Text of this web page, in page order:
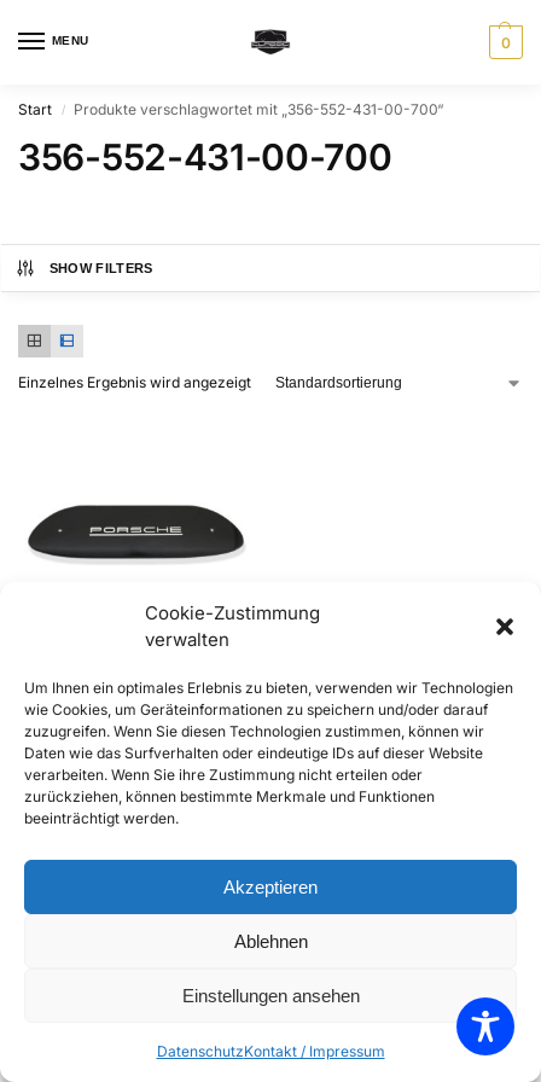
Cookie-Zustimmung
verwalten
Um Ihnen ein optimales Erlebnis zu bieten, verwenden wir Technologien
wie Cookies, um Geräteinformationen zu speichern und/oder darauf
zuzugreifen. Wenn Sie diesen Technologien zustimmen, können wir
Daten wie das Surfverhalten oder eindeutige IDs auf dieser Website
verarbeiten. Wenn Sie ihre Zustimmung nicht erteilen oder
zurückziehen, können bestimmte Merkmale und Funktionen
beeinträchtigt werden.
Akzeptieren
Ablehnen
Einstellungen ansehen
DatenschutzKontakt / Impressum
MENU 0
Start / Produkte verschlagwortet mit „356-552-431-00-700“
356-552-431-00-700
SHOW FILTERS
Einzelnes Ergebnis wird angezeigt
356 Blaupunkt Radio –
Abdeckblende
€190,00 –€ 199,90 inkl. Mwst
Enthält 20% Mwst
zzgl.Versand
Lieferzeit: Sofort lieferbar
Ausführung wählen
Einzelnes Ergebnis wird angezeigt